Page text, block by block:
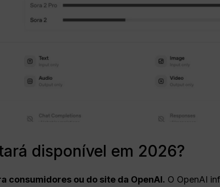
disponível em 2026?
consumidores ou do site da OpenAI. O OpenAI